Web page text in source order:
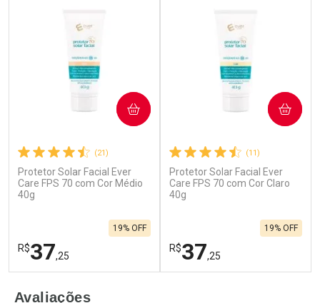
Por R$ 126,99/cada
Comprar sem Desconto
Por R$ 73,99/cada
Comprar sem Desconto
(21)
Protetor Solar Facial Ever
Care FPS 70 com Cor Médio
40g
R$37,25
19% OFF
COMPRAR
(11)
Protetor Solar Facial Ever
Care FPS 70 com Cor Claro
40g
R$37,25
19% OFF
COMPRAR
Avaliações